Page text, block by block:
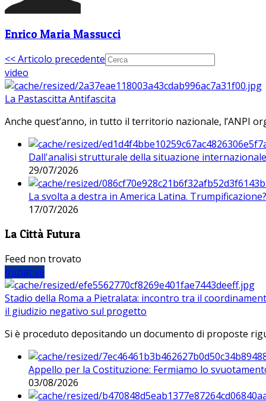
Enrico Maria Massucci
<< Articolo precedente
video
La Pastascitta Antifascita
Anche quest’anno, in tutto il territorio nazionale, l’ANPI
Dall'analisi strutturale della situazione
29/07/2026
La svolta a destra in America Latina. Trumpificazione?
17/07/2026
La Città Futura
Feed non trovato
Iniziative
Stadio della Roma a Pietralata: incontro tra il
il giudizio negativo sul progetto
Si è proceduto depositando un documento di proposte
Appello per la Costituzione: Fermiamo lo
03/08/2026